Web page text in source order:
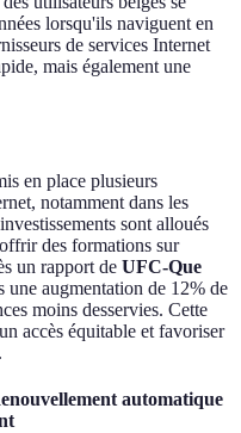
lorsqu'ils naviguent en
de services Internet
mais également une
en place plusieurs
notamment dans les
sont alloués
des formations sur
un rapport de UFC-Que
une augmentation de 12% de
moins desservies. Cette
accès équitable et favoriser
automatique